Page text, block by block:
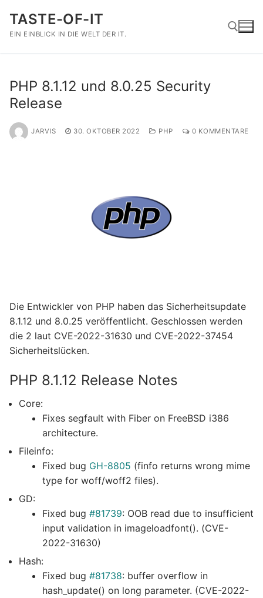
Inhalt
springen
TASTE-OF-IT
EIN EINBLICK IN DIE WELT DER IT.
PHP 8.1.12 und 8.0.25 Security
Release
JARVIS 30. OKTOBER 2022 PHP 0 KOMMENTARE
Die Entwickler von PHP haben das Sicherheitsupdate
8.1.12 und 8.0.25 veröffentlicht. Geschlossen werden
die 2 laut CVE-2022-31630 und CVE-2022-37454
Sicherheitslücken.
PHP 8.1.12 Release Notes
Core:
Fixes segfault with Fiber on FreeBSD i386
architecture.
Fileinfo:
Fixed bug GH-8805 (finfo returns wrong mime
type for woff/woff2 files).
GD:
Fixed bug #81739: OOB read due to insufficient
input validation in imageloadfont(). (CVE-
2022-31630)
Hash:
Fixed bug #81738: buffer overflow in
hash_update() on long parameter. (CVE-2022-